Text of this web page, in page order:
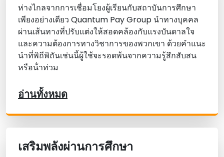
ห่างไกลจากการเชื่อมโยงผู้เรียนกับสถาบันการศึกษา
เพียงอย่างเดียว Quantum Pay Group นําทางบุคคล
ผ่านเส้นทางที่ปรับแต่งให้สอดคล้องกับแรงบันดาลใจ
และความต้องการทางวิชาการของพวกเขา ด้วยคําแนะ
นําที่พิถีพิถันเช่นนี้ผู้ใช้จะรอดพ้นจากความรู้สึกสับสน
หรือน้ําท่วม
อ่านทั้งหมด
เสริมพลังผ่านการศึกษา